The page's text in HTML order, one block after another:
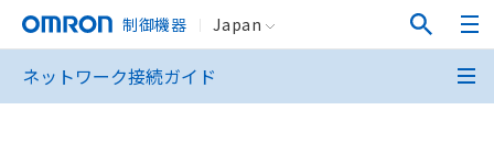
制御機器 Japan
ネットワーク接続ガイド